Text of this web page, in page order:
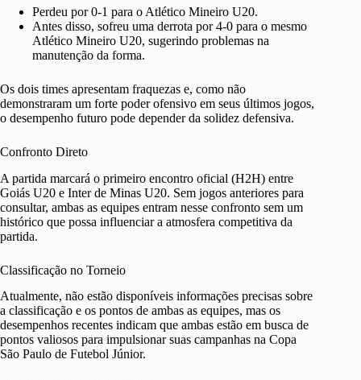
Perdeu por 0-1 para o Atlético Mineiro U20.
Antes disso, sofreu uma derrota por 4-0 para o mesmo
Atlético Mineiro U20, sugerindo problemas na
manutenção da forma.
Os dois times apresentam fraquezas e, como não
demonstraram um forte poder ofensivo em seus últimos jogos,
o desempenho futuro pode depender da solidez defensiva.
Confronto Direto
A partida marcará o primeiro encontro oficial (H2H) entre
Goiás U20 e Inter de Minas U20. Sem jogos anteriores para
consultar, ambas as equipes entram nesse confronto sem um
histórico que possa influenciar a atmosfera competitiva da
partida.
Classificação no Torneio
Atualmente, não estão disponíveis informações precisas sobre
a classificação e os pontos de ambas as equipes, mas os
desempenhos recentes indicam que ambas estão em busca de
pontos valiosos para impulsionar suas campanhas na Copa
São Paulo de Futebol Júnior.